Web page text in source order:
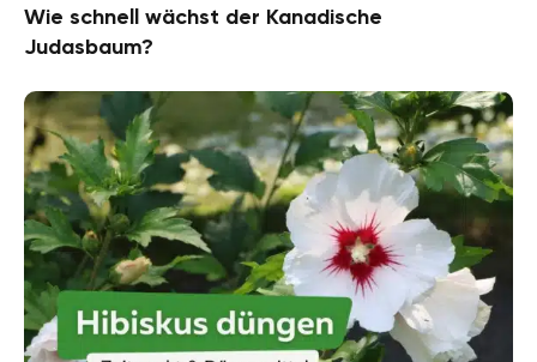
Wie schnell wächst der Kanadische
Judasbaum?